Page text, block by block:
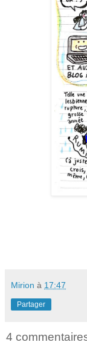
Mirion à 17:47
Partager
4